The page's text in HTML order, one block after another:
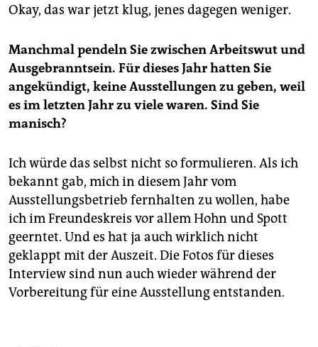
Okay, das war jetzt klug, jenes dagegen weniger.
Manchmal pendeln Sie zwischen Arbeitswut und
Ausgebranntsein. Für dieses Jahr hatten Sie
angekündigt, keine Ausstellungen zu geben, weil
es im letzten Jahr zu viele waren. Sind Sie
manisch?
Ich würde das selbst nicht so formulieren. Als ich
bekannt gab, mich in diesem Jahr vom
Ausstellungsbetrieb fernhalten zu wollen, habe
ich im Freundeskreis vor allem Hohn und Spott
geerntet. Und es hat ja auch wirklich nicht
geklappt mit der Auszeit. Die Fotos für dieses
Interview sind nun auch wieder während der
Vorbereitung für eine Ausstellung entstanden.